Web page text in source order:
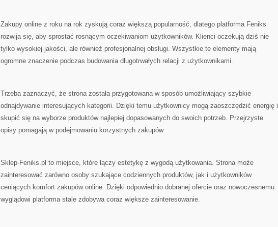
Zakupy online z roku na rok zyskują coraz większą popularność, dlatego platforma Feniks
rozwija się, aby sprostać rosnącym oczekiwaniom użytkowników. Klienci oczekują dziś nie
tylko wysokiej jakości, ale również profesjonalnej obsługi. Wszystkie te elementy mają
ogromne znaczenie podczas budowania długotrwałych relacji z użytkownikami.
Trzeba zaznaczyć, że strona została przygotowana w sposób umożliwiający szybkie
odnajdywanie interesujących kategorii. Dzięki temu użytkownicy mogą zaoszczędzić energię i
skupić się na wyborze produktów najlepiej dopasowanych do swoich potrzeb. Przejrzyste
opisy pomagają w podejmowaniu korzystnych zakupów.
Sklep-Feniks.pl to miejsce, które łączy estetykę z wygodą użytkowania. Strona może
zainteresować zarówno osoby szukające codziennych produktów, jak i użytkowników
ceniących komfort zakupów online. Dzięki odpowiednio dobranej ofercie oraz nowoczesnemu
wyglądowi platforma stale zdobywa coraz większe zainteresowanie.